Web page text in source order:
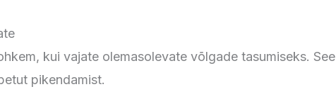
kui vajate olemasolevate võlgade tasumiseks. See
pikendamist.